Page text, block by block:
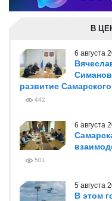
В
6 августа
развитие
442
6 августа
501
5 августа
В этом